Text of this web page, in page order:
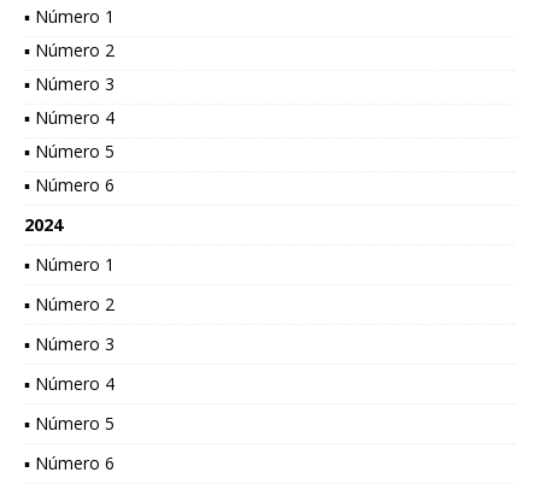
▪ Número 1
▪ Número 2
▪ Número 3
▪ Número 4
▪ Número 5
▪ Número 6
2024
▪ Número 1
▪ Número 2
▪ Número 3
▪ Número 4
▪ Número 5
▪ Número 6